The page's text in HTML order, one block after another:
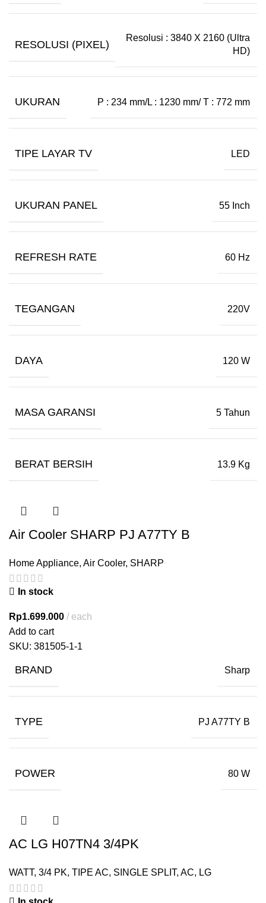
RESOLUSI (PIXEL)
Resolusi : 3840 X 2160 (Ultra
HD)
UKURAN P : 234 mm/L : 1230 mm/ T : 772 mm
TIPE LAYAR TV LED
UKURAN PANEL 55 Inch
REFRESH RATE 60 Hz
TEGANGAN 220V
DAYA 120 W
MASA GARANSI 5 Tahun
BERAT BERSIH 13.9 Kg
Air Cooler SHARP PJ A77TY B
Home Appliance, Air Cooler, SHARP
In stock
Rp1.699.000
each
Add to cart
SKU: 381505-1-1
BRAND Sharp
TYPE PJ A77TY B
POWER 80 W
AC LG H07TN4 3/4PK
WATT, 3/4 PK, TIPE AC, SINGLE SPLIT, AC, LG